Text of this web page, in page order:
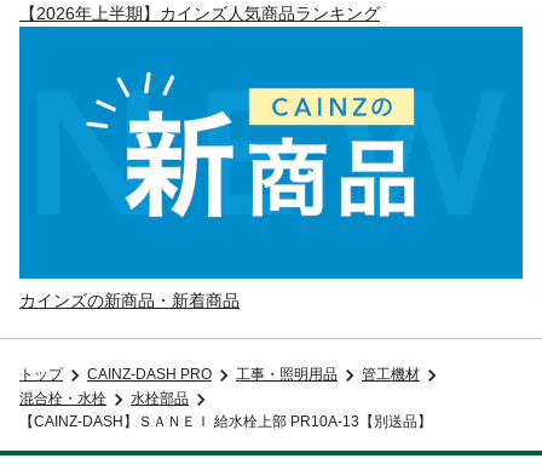
【2026年上半期】カインズ人気商品ランキング
カインズの新商品・新着商品
トップ CAINZ-DASH PRO 工事・照明用品
管工機材
混合栓・水栓
水栓部品
【CAINZ-DASH】ＳＡＮＥＩ 給水栓上部 PR10A-13【別送品】